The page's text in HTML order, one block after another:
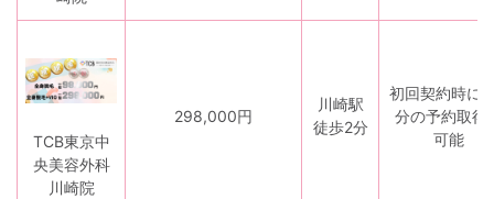
TCB東京中
央美容外科
川崎院
298,000円
川崎駅
徒歩2分
初回契約時に
分の予約取得
可能